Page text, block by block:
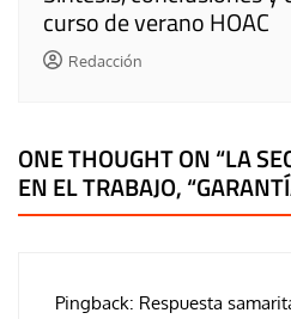
curso de verano HOAC
Redacción
ONE THOUGHT ON “LA
EN EL TRABAJO,
Pingback: Respuesta